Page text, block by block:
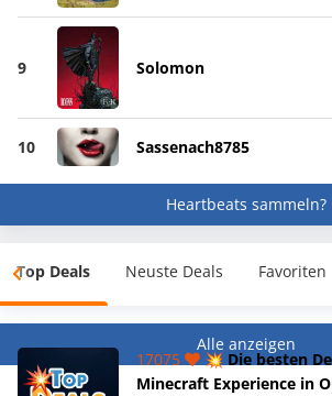
9 Solomon
10 Sassenach8785
Heartbeats sammeln?
Top Deals Neuste Deals Favoriten
Alle anzeigen
17075
💥 Die besten
Minecraft Experience in